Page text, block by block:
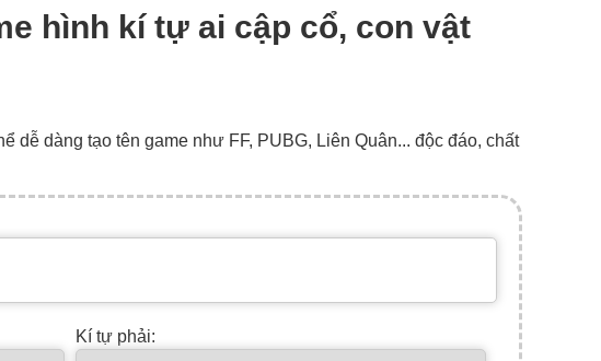
hình kí tự ai cập cổ, con vật
dễ dàng tạo tên game như FF, PUBG, Liên Quân... độc đáo, chất
Kí tự phải: